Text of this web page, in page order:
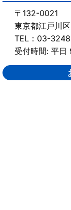
〒132-0021
東京都江戸川
TEL：03-
受付時間: 平日